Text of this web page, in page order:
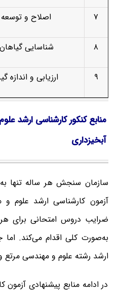
۷ اصلاح و توسعه
۸ شناسایی
۹ ارزیابی و اندازه
منابع کنکور کارشناسی ارشد
آبخیزداری
سازمان سنجش هر ساله تنها
آزمون کارشناسی ارشد علوم
ضرایب دروس امتحانی برای
به‌صورت کلی اقدام می‌کند. اما
ارشد رشته علوم و مهندسی مرتع
در ادامه منابع پیشنهادی